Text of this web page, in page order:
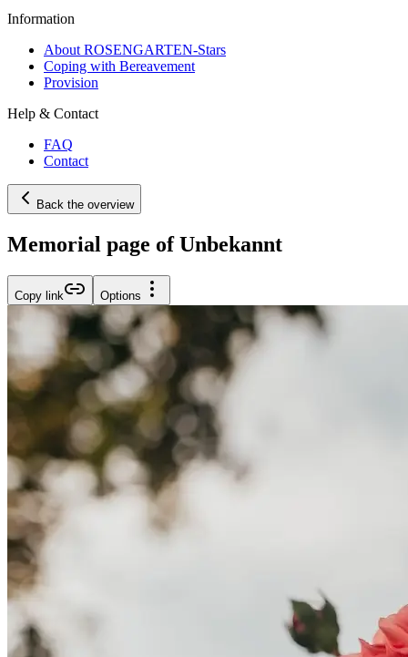
Information
About ROSENGARTEN-Stars
Coping with Bereavement
Provision
Help & Contact
FAQ
Contact
Back the overview
Memorial page of Unbekannt
Copy link Options